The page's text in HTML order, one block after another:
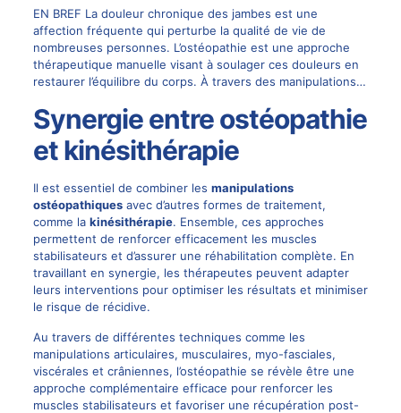
EN BREF La douleur chronique des jambes est une
affection fréquente qui perturbe la qualité de vie de
nombreuses personnes. L’ostéopathie est une approche
thérapeutique manuelle visant à soulager ces douleurs en
restaurer l’équilibre du corps. À travers des manipulations…
Synergie entre ostéopathie
et kinésithérapie
Il est essentiel de combiner les manipulations
ostéopathiquesavec d’autres formes de traitement,
comme la kinésithérapie. Ensemble, ces approches
permettent de renforcer efficacement les muscles
stabilisateurs et d’assurer une réhabilitation complète. En
travaillant en synergie, les thérapeutes peuvent adapter
leurs interventions pour optimiser les résultats et minimiser
le risque de récidive.
Au travers de différentes techniques comme les
manipulations articulaires, musculaires, myo-fasciales,
viscérales et crâniennes, l’ostéopathie se révèle être une
approche complémentaire efficace pour renforcer les
muscles stabilisateurs et favoriser une récupération post-